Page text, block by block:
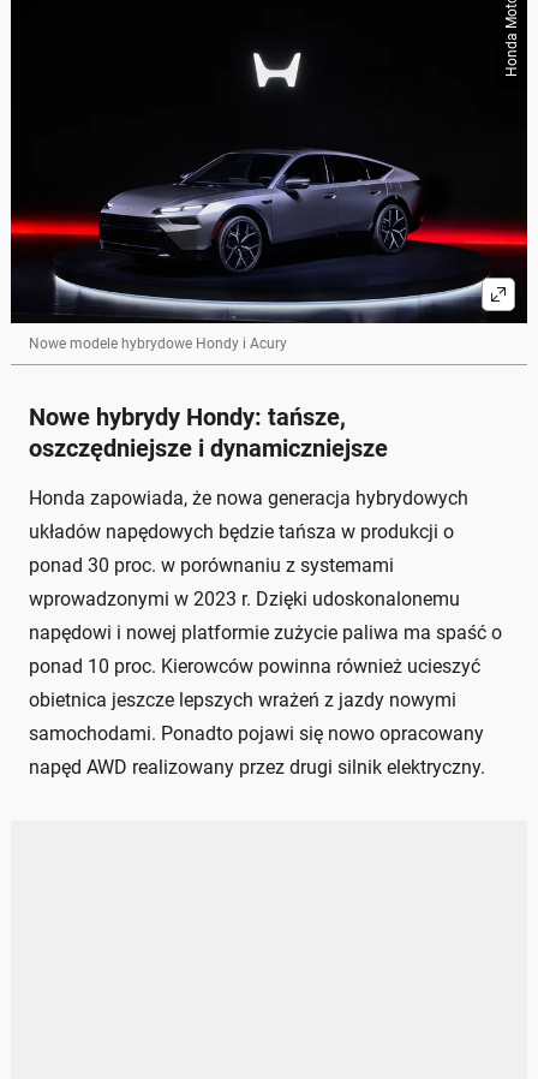
Honda Motor
Nowe modele hybrydowe Hondy i Acury
Nowe hybrydy Hondy: tańsze,
oszczędniejsze i dynamiczniejsze
Honda zapowiada, że nowa generacja hybrydowych
układów napędowych będzie tańsza w produkcji o
ponad 30 proc. w porównaniu z systemami
wprowadzonymi w 2023 r. Dzięki udoskonalonemu
napędowi i nowej platformie zużycie paliwa ma spaść o
ponad 10 proc. Kierowców powinna również ucieszyć
obietnica jeszcze lepszych wrażeń z jazdy nowymi
samochodami. Ponadto pojawi się nowo opracowany
napęd AWD realizowany przez drugi silnik elektryczny.